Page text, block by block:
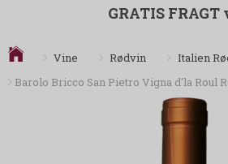
GRATIS
Vine Rødvin Italien
Barolo Bricco San Pietro Vigna d'la Roul